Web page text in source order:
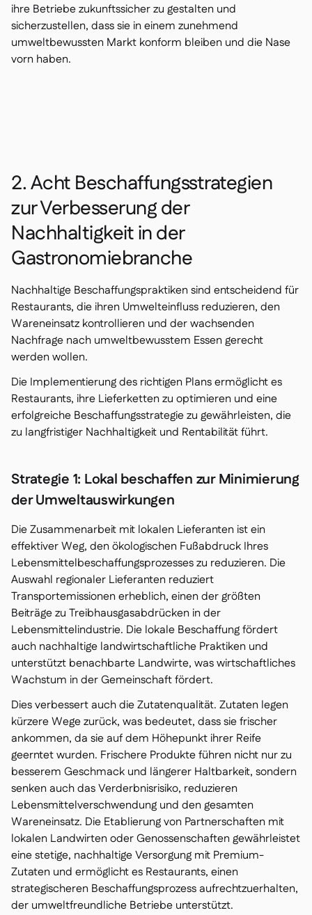
ihre Betriebe zukunftssicher zu gestalten und
sicherzustellen, dass sie in einem zunehmend
umweltbewussten Markt konform bleiben und die Nase
vorn haben.
2. Acht Beschaffungsstrategien
zur Verbesserung der
Nachhaltigkeit in der
Gastronomiebranche
Nachhaltige Beschaffungspraktiken sind entscheidend für
Restaurants, die ihren Umwelteinfluss reduzieren, den
Wareneinsatz kontrollieren und der wachsenden
Nachfrage nach umweltbewusstem Essen gerecht
werden wollen.
Die Implementierung des richtigen Plans ermöglicht es
Restaurants, ihre Lieferketten zu optimieren und eine
erfolgreiche Beschaffungsstrategie zu gewährleisten, die
zu langfristiger Nachhaltigkeit und Rentabilität führt.
Strategie 1: Lokal beschaffen zur Minimierung
der Umweltauswirkungen
Die Zusammenarbeit mit lokalen Lieferanten ist ein
effektiver Weg, den ökologischen Fußabdruck Ihres
Lebensmittelbeschaffungsprozesses zu reduzieren. Die
Auswahl regionaler Lieferanten reduziert
Transportemissionen erheblich, einen der größten
Beiträge zu Treibhausgasabdrücken in der
Lebensmittelindustrie. Die lokale Beschaffung fördert
auch nachhaltige landwirtschaftliche Praktiken und
unterstützt benachbarte Landwirte, was wirtschaftliches
Wachstum in der Gemeinschaft fördert.
Dies verbessert auch die Zutatenqualität. Zutaten legen
kürzere Wege zurück, was bedeutet, dass sie frischer
ankommen, da sie auf dem Höhepunkt ihrer Reife
geerntet wurden. Frischere Produkte führen nicht nur zu
besserem Geschmack und längerer Haltbarkeit, sondern
senken auch das Verderbnisrisiko, reduzieren
Lebensmittelverschwendung und den gesamten
Wareneinsatz. Die Etablierung von Partnerschaften mit
lokalen Landwirten oder Genossenschaften gewährleistet
eine stetige, nachhaltige Versorgung mit Premium-
Zutaten und ermöglicht es Restaurants, einen
strategischeren Beschaffungsprozess aufrechtzuerhalten,
der umweltfreundliche Betriebe unterstützt.